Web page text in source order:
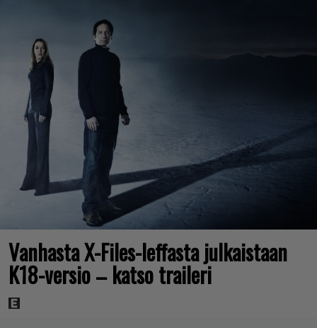
Vanhasta X-Files-leffasta julkaistaan
K18-versio – katso traileri